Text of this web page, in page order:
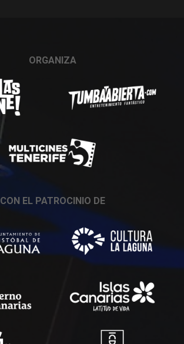
ORGANIZA
CON EL PATROCINIO DE